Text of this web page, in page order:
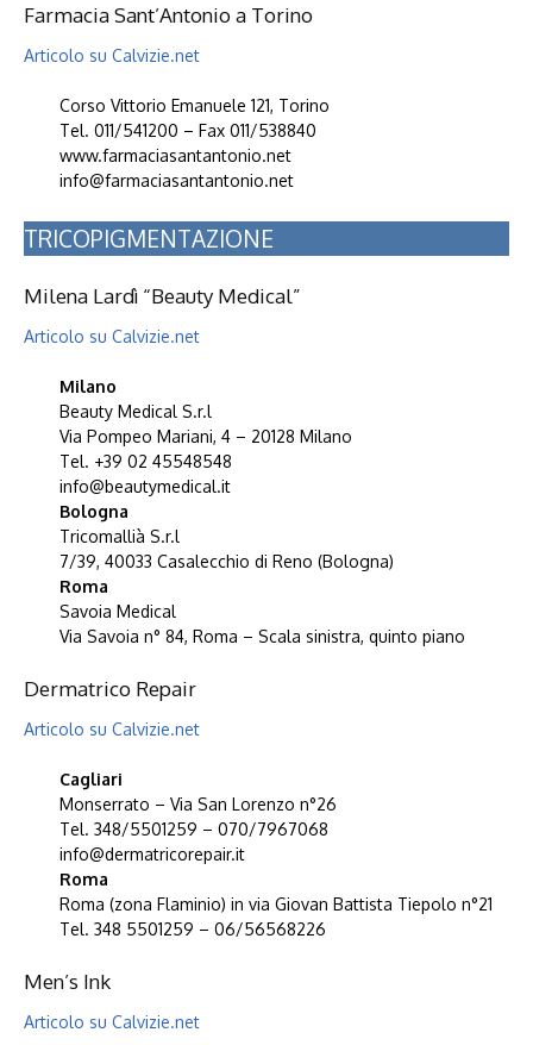
Farmacia Sant’Antonio a Torino
Articolo su Calvizie.net
Corso Vittorio Emanuele 121, Torino
Tel. 011/541200 – Fax 011/538840
www.farmaciasantantonio.net
info@farmaciasantantonio.net
TRICOPIGMENTAZIONE
Milena Lardì “Beauty Medical”
Articolo su Calvizie.net
Milano
Beauty Medical S.r.l
Via Pompeo Mariani, 4 – 20128 Milano
Tel. +39 02 45548548
info@beautymedical.it
Bologna
Tricomallià S.r.l
7/39, 40033 Casalecchio di Reno (Bologna)
Roma
Savoia Medical
Via Savoia n° 84, Roma – Scala sinistra, quinto piano
Dermatrico Repair
Articolo su Calvizie.net
Cagliari
Monserrato – Via San Lorenzo n°26
Tel. 348/5501259 – 070/7967068
info@dermatricorepair.it
Roma
Roma (zona Flaminio) in via Giovan Battista Tiepolo n°21
Tel. 348 5501259 – 06/56568226
Men’s Ink
Articolo su Calvizie.net